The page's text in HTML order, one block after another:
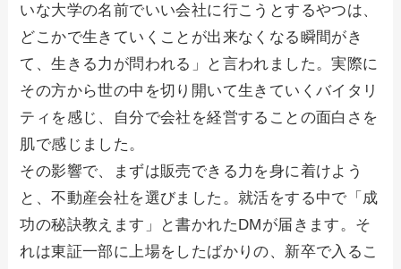
いな大学の名前でいい会社に行こうとするやつは、
どこかで生きていくことが出来なくなる瞬間がき
て、生きる力が問われる」と言われました。実際に
その方から世の中を切り開いて生きていくバイタリ
ティを感じ、自分で会社を経営することの面白さを
肌で感じました。
その影響で、まずは販売できる力を身に着けよう
と、不動産会社を選びました。就活をする中で「成
功の秘訣教えます」と書かれたDMが届きます。そ
れは東証一部に上場をしたばかりの、新卒で入るこ